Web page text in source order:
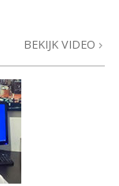
BEKIJK VIDEO